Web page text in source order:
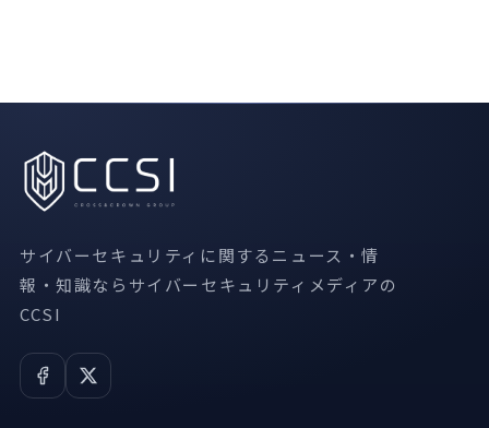
サイバーセキュリティに関するニュース・情
報・知識ならサイバーセキュリティメディアの
CCSI